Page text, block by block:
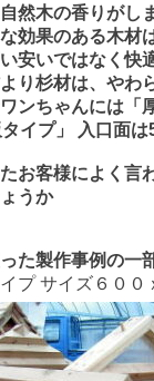
然木の香りがしま
効果のある木材
安いではなく快
り杉材は、やわ
ンちゃんには「
タイプ」 入口面
お客様によく言
うか
た製作事例の一
プ サイズ６００